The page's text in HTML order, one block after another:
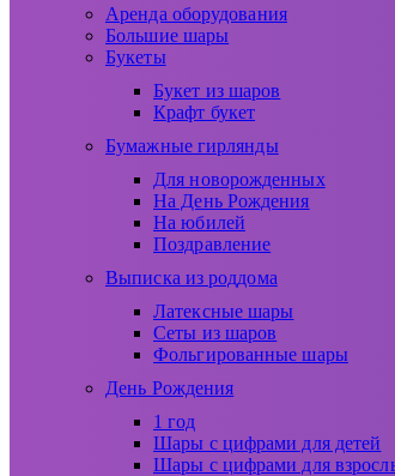
Аренда оборудования
Большие шары
Букеты
Букет из шаров
Крафт букет
Бумажные гирлянды
Для новорожденных
На День Рождения
На юбилей
Поздравление
Выписка из роддома
Латексные шары
Сеты из шаров
Фольгированные шары
День Рождения
1 год
Шары с цифрами для детей
Шары с цифрами для